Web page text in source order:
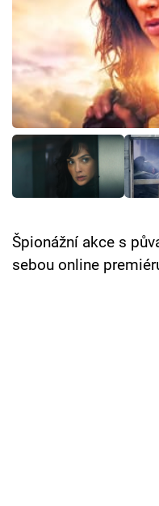
Hry
Cool Esport
Pořady
TV Program
Sledujte prima+
Špionážní akce s
sebou online